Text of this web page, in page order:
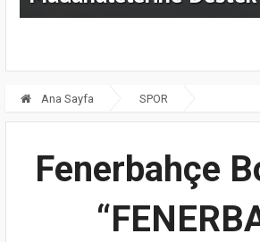
Ana Sayfa SPOR
Fenerbahçe